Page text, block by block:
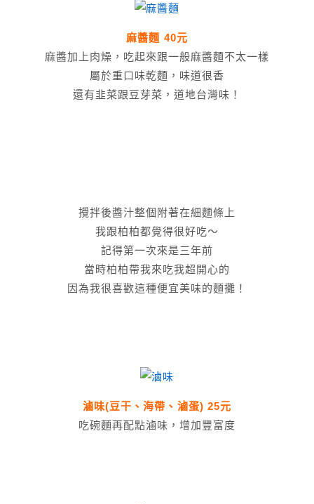
麻醬麵 40元
麻醬加上肉燥，吃起來跟一般麻醬麵不太一樣
屬於重口味乾麵，味道很香
還有韭菜跟豆芽菜，道地台灣味！
攪拌後醬汁整個附著在細麵條上
我跟柏柏都覺得很好吃～
記得第一次來是三年前
當時柏柏帶我來吃我超開心的
因為我很喜歡這種便宜美味的麵攤！
滷味(豆干、海帶、滷蛋) 25元
吃碗麵再配點滷味，增加豐富度